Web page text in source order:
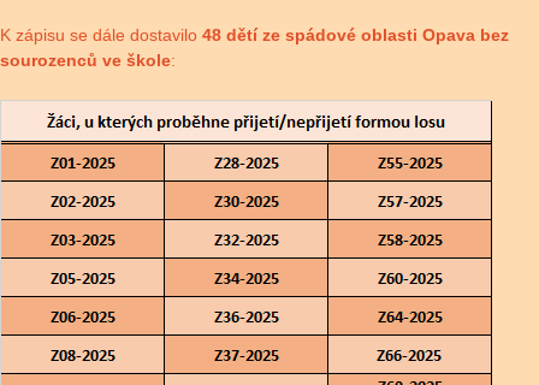
K zápisu se dále dostavilo 48 dětí ze spádové oblasti Opava bez
sourozenců ve škole: